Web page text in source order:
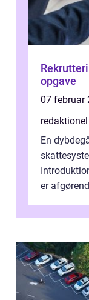
opgave
07 februar
redaktionel
En
er